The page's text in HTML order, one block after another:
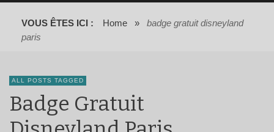
VOUS ÊTES ICI : Home »
badge gratuit disneyland
paris
ALL POSTS TAGGED
Badge Gratuit